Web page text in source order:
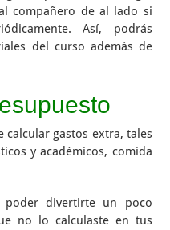
compañero de al lado si
Así, podrás
del curso además de
calcular gastos extra, tales
y académicos, comida
poder divertirte un poco
no lo calculaste en tus